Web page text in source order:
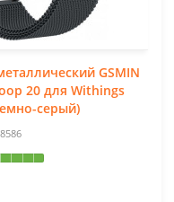
GSMIN
20 для Withings
серый)